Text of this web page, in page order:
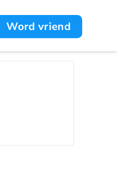
Word vriend